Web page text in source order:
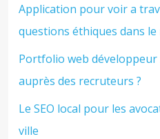
Application pour voir a
questions éthiques dans
Portfolio web
auprès des recruteurs ?
Le SEO local pour les
ville